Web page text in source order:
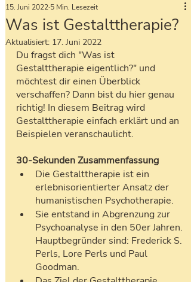
Was ist Gestalttherapie?
15. Juni 2022 5 Min. Lesezeit
Aktualisiert: 17. Juni 2022
Du fragst dich "Was ist
Gestalttherapie eigentlich?" und
möchtest dir einen Überblick
verschaffen? Dann bist du hier genau
richtig! In diesem Beitrag wird
Gestalttherapie einfach erklärt und an
Beispielen veranschaulicht.
30-Sekunden Zusammenfassung
Die Gestalttherapie ist ein
erlebnisorientierter Ansatz der
humanistischen Psychotherapie.
Sie entstand in Abgrenzung zur
Psychoanalyse in den 50er Jahren.
Hauptbegründer sind: Frederick S.
Perls, Lore Perls und Paul
Goodman.